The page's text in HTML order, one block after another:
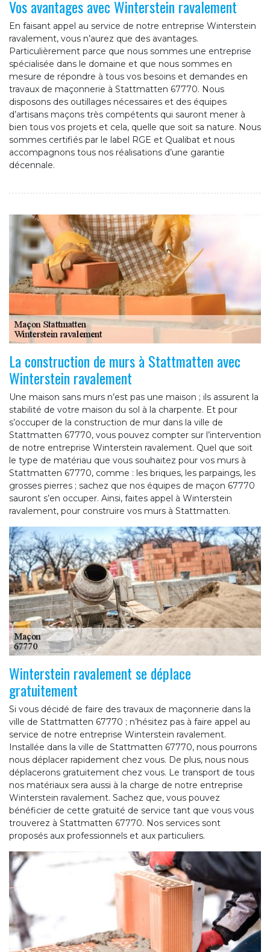
Vos avantages avec Winterstein ravalement
En faisant appel au service de notre entreprise Winterstein
ravalement, vous n’aurez que des avantages.
Particulièrement parce que nous sommes une entreprise
spécialisée dans le domaine et que nous sommes en
mesure de répondre à tous vos besoins et demandes en
travaux de maçonnerie à Stattmatten 67770. Nous
disposons des outillages nécessaires et des équipes
d’artisans maçons très compétents qui sauront mener à
bien tous vos projets et cela, quelle que soit sa nature. Nous
sommes certifiés par le label RGE et Qualibat et nous
accompagnons tous nos réalisations d’une garantie
décennale.
La construction de murs à Stattmatten avec
Winterstein ravalement
Une maison sans murs n’est pas une maison ; ils assurent la
stabilité de votre maison du sol à la charpente. Et pour
s’occuper de la construction de mur dans la ville de
Stattmatten 67770, vous pouvez compter sur l’intervention
de notre entreprise Winterstein ravalement. Quel que soit
le type de matériau que vous souhaitez pour vos murs à
Stattmatten 67770, comme : les briques, les parpaings, les
grosses pierres ; sachez que nos équipes de maçon 67770
sauront s’en occuper. Ainsi, faites appel à Winterstein
ravalement, pour construire vos murs à Stattmatten.
Winterstein ravalement se déplace
gratuitement
Si vous décidé de faire des travaux de maçonnerie dans la
ville de Stattmatten 67770 ; n’hésitez pas à faire appel au
service de notre entreprise Winterstein ravalement.
Installée dans la ville de Stattmatten 67770, nous pourrons
nous déplacer rapidement chez vous. De plus, nous nous
déplacerons gratuitement chez vous. Le transport de tous
nos matériaux sera aussi à la charge de notre entreprise
Winterstein ravalement. Sachez que, vous pouvez
bénéficier de cette gratuité de service tant que vous vous
trouverez à Stattmatten 67770. Nos services sont
proposés aux professionnels et aux particuliers.